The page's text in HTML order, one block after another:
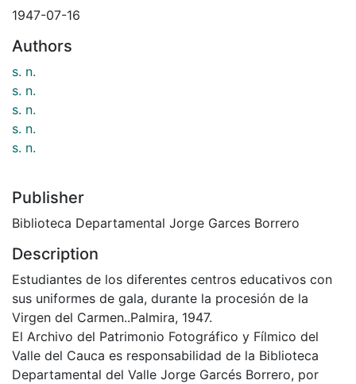
1947-07-16
Authors
s. n.
s. n.
s. n.
s. n.
s. n.
Publisher
Biblioteca Departamental Jorge Garces Borrero
Description
Estudiantes de los diferentes centros educativos con
sus uniformes de gala, durante la procesión de la
Virgen del Carmen..Palmira, 1947.
El Archivo del Patrimonio Fotográfico y Fílmico del
Valle del Cauca es responsabilidad de la Biblioteca
Departamental del Valle Jorge Garcés Borrero, por